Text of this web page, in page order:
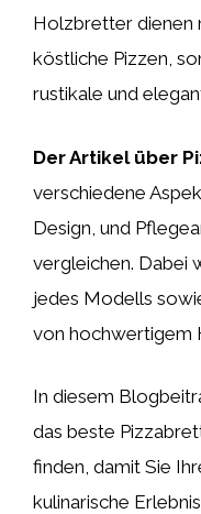
Holzbretter dienen
köstliche Pizzen,
rustikale und
Der Artikel über
verschiedene
Design, und
vergleichen. Dabei
jedes Modells
von hochwertigem
In diesem
das beste
finden, damit Sie
kulinarische